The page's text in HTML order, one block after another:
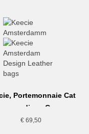
Portemonnaie Cat
medium, Cognac
€69,50